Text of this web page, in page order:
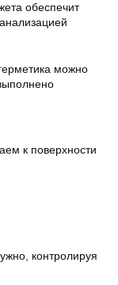
обеспечит
можно
к поверхности
контролируя